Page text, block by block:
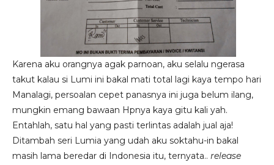
Karena aku orangnya agak parnoan, aku selalu ngerasa
takut kalau si Lumi ini bakal mati total lagi kaya tempo hari.
Manalagi, persoalan cepet panasnya ini juga belum ilang,
mungkin emang bawaan Hpnya kaya gitu kali yah.
Entahlah, satu hal yang pasti terlintas adalah jual aja!
Ditambah seri Lumia yang udah aku soktahu-in bakal
masih lama beredar di Indonesia itu, ternyata.. release